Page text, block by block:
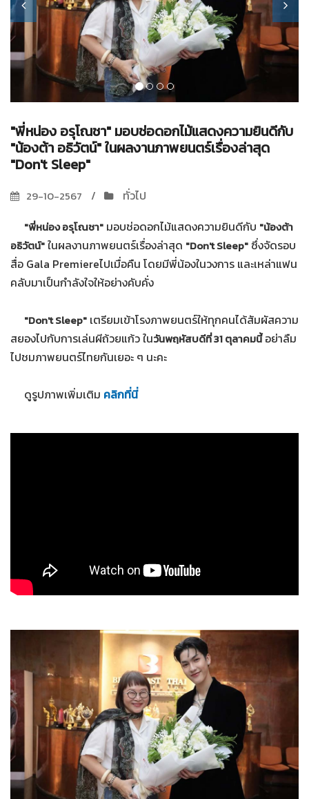
"พี่หน่อง อรุโณชา" มอบช่อดอกไม้แสดงความยินดีกับ
"น้องต้า อธิวัตน์" ในผลงานภาพยนตร์เรื่องล่าสุด
"Don't Sleep"
29-10-2567 ทั่วไป
"พี่หน่อง อรุโณชา" มอบช่อดอกไม้แสดงความยินดีกับ "น้องต้า
อธิวัตน์"ในผลงานภาพยนตร์เรื่องล่าสุด "Don't Sleep" ซึ่งจัดรอบ
สื่อ Gala Premiereไปเมื่อคืน โดยมีพี่น้องในวงการ และเหล่าแฟน
คลับมาเป็นกำลังใจให้อย่างคับคั่ง
"Don't Sleep" เตรียมเข้าโรงภาพยนตร์ให้ทุกคนได้สัมผัสความ
สยองไปกับการเล่นผีถ้วยแก้ว ในวันพฤหัสบดีที่ 31 ตุลาคมนี้อย่าลืม
ไปชมภาพยนตร์ไทยกันเยอะ ๆ นะคะ
ดูรูปภาพเพิ่มเติม คลิกที่นี่